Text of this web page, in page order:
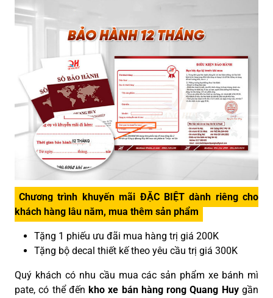
Chương trình khuyến mãi ĐẶC BIỆT dành riêng cho
khách hàng lâu năm, mua thêm sản phẩm
Tặng 1 phiếu ưu đãi mua hàng trị giá 200K
Tặng bộ decal thiết kế theo yêu cầu trị giá 300K
Quý khách có nhu cầu mua các sản phẩm xe bánh mì
pate, có thể đếnkho xe bán hàng rong Quang Huygần